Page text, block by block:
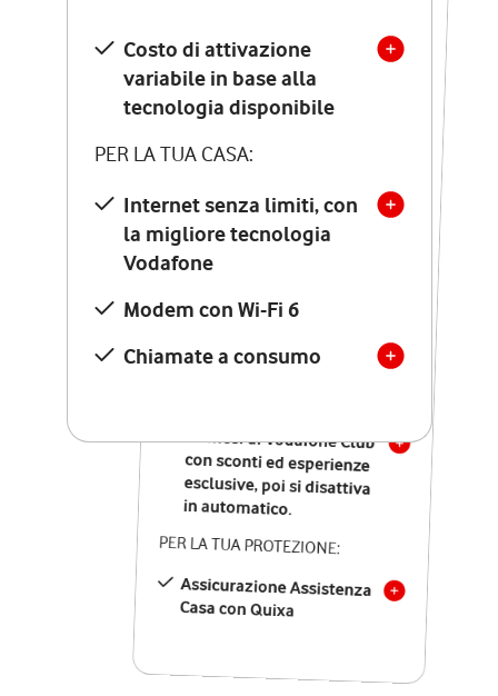
Costo di attivazione
variabile in base alla
tecnologia disponibile
PER LA TUA CASA:
Internet senza limiti, con
la migliore tecnologia
Vodafone
Modem con Wi-Fi 6
Chiamate a consumo
Costo di attivazione
variabile in base alla
tecnologia disponibile
PER LA TUA CASA:
Internet senza limiti, con
la migliore tecnologia
Vodafone
Modem Seven con Wi-Fi 7
Chiamate illimitate verso
numeri fissi e mobili
nazionali
12 mesi di Vodafone Club
con sconti ed esperienze
esclusive, poi si disattiva
in automatico.
PER LA TUA PROTEZIONE:
Assicurazione Assistenza
Casa con Quixa